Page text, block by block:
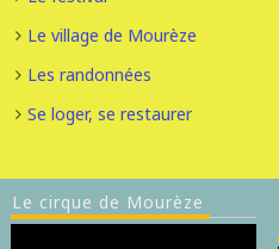
Le village de Mourèze
Les randonnées
Se loger, se restaurer
Le cirque de Mourèze